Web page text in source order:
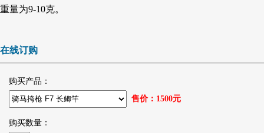
重量为9-10克。
在线订购
购买产品：
售价： 1500元
购买数量：